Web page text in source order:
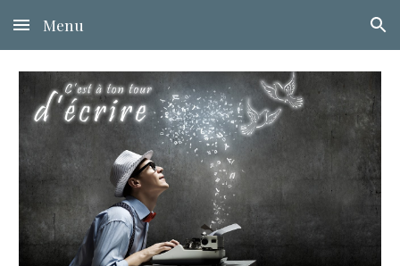
Skip to main content Skip to navigation
Menu